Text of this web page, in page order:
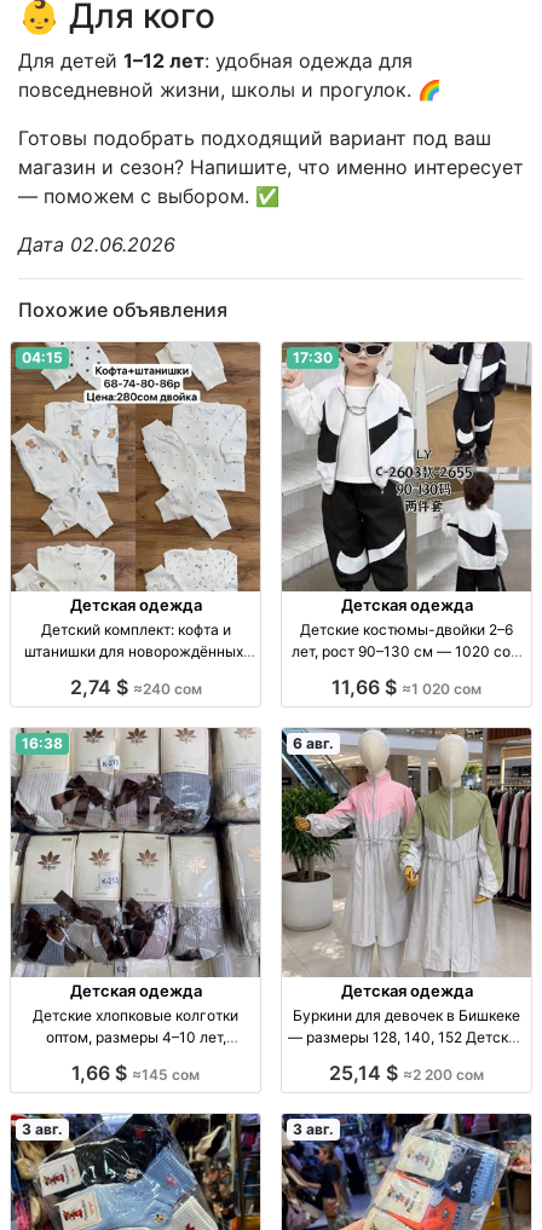
👶 Для кого
Для детей 1–12 лет: удобная одежда для
повседневной жизни, школы и прогулок. 🌈
Готовы подобрать подходящий вариант под ваш
магазин и сезон? Напишите, что именно интересует
— поможем с выбором. ✅
Дата 02.06.2026
Похожие объявления
04:15
Детская одежда
Детский комплект: кофта и
штанишки для новорождённых,
комплект 2 пр.: кофта + штаны, р-
2,74 $ ≈240 сом
17:30
Детская одежда
Детские костюмы-двойки 2–6
лет, рост 90–130 см — 1020 сом
рост 90–130 см, пр-во Китай.
11,66 $ ≈1 020 сом
16:38
Детская одежда
Детские хлопковые колготки
оптом, размеры 4–10 лет,
колготки, р-р 4–10 лет, разн.
1,66 $ ≈145 сом
6 авг.
Детская одежда
Буркини для девочек в Бишкеке
— размеры 128, 140, 152 Детские
комбинированный верх, р-р
ограниченная парти
25,14 $ ≈2 200 сом
3 авг. 3 авг.